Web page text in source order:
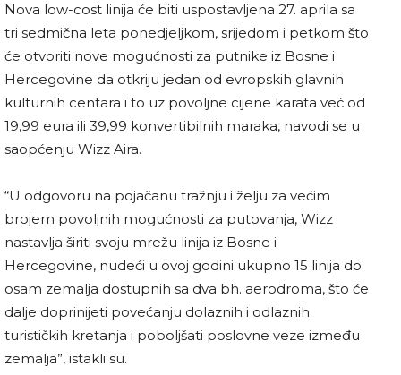
Nova low-cost linija će biti uspostavljena 27. aprila sa
tri sedmična leta ponedjeljkom, srijedom i petkom što
će otvoriti nove mogućnosti za putnike iz Bosne i
Hercegovine da otkriju jedan od evropskih glavnih
kulturnih centara i to uz povoljne cijene karata već od
19,99 eura ili 39,99 konvertibilnih maraka, navodi se u
saopćenju Wizz Aira.
“U odgovoru na pojačanu tražnju i želju za većim
brojem povoljnih mogućnosti za putovanja, Wizz
nastavlja širiti svoju mrežu linija iz Bosne i
Hercegovine, nudeći u ovoj godini ukupno 15 linija do
osam zemalja dostupnih sa dva bh. aerodroma, što će
dalje doprinijeti povećanju dolaznih i odlaznih
turističkih kretanja i poboljšati poslovne veze između
zemalja”, istakli su.